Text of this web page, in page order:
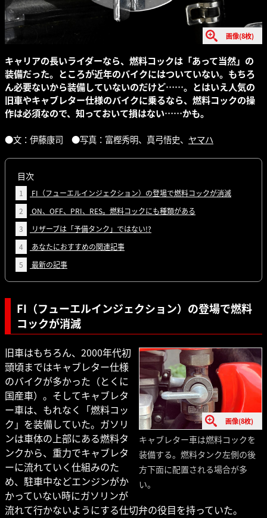
画像(8枚)
キャリアの長いライダーなら、燃料コックは「あって当然」の
装備だった。ところが近年のバイクにはついていない。もちろ
ん必要ないから装備していないのだけど……。とはいえ人気の
旧車やキャブレター仕様のバイクに乗るなら、燃料コックの操
作は必須なので、知っておいて損はない……かも。
●文：伊藤康司 ●写真：富樫秀明、真弓悟史、 ヤマハ
目次
1
FI（フューエルインジェクション）の登場で燃料コックが消滅
2
ON、OFF、PRI、RES。燃料コックにも種類がある
3
リザーブは「予備タンク」ではない!?
4
あなたにおすすめの関連記事
5
最新の記事
FI（フューエルインジェクション）の登場で燃料
コックが消滅
画像(8枚)
キャブレター車は燃料コックを
装備する。燃料タンク左側の後
方下面に配置される場合が多
い。
旧車はもちろん、2000年代初
頭頃まではキャブレター仕様
のバイクが多かった（とくに
国産車）。そしてキャブレタ
ー車は、もれなく「燃料コッ
ク」を装備していた。ガソリ
ンは車体の上部にある燃料タ
ンクから、重力でキャブレタ
ーに流れていく仕組みのた
め、駐車中などエンジンがか
かっていない時にガソリンが
流れて行かないようにする仕切弁の役目を持っていた。